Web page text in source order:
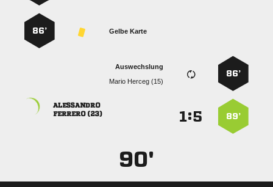
Gelbe Karte
86’
86’
Auswechslung
  
89’
:

 
90'